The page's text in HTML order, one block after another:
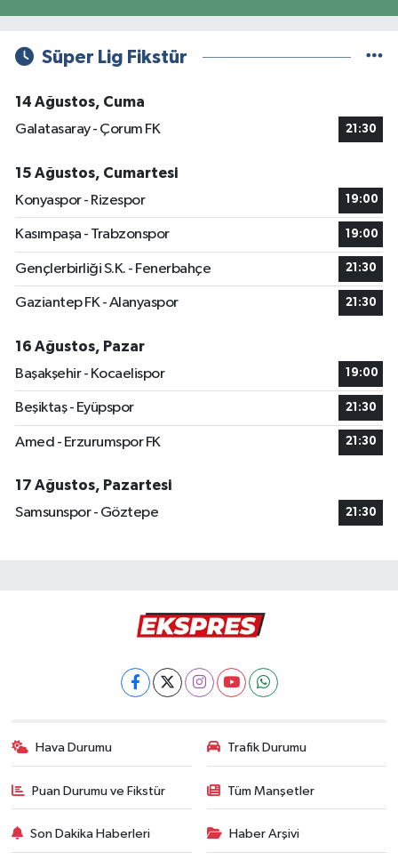
Süper Lig Fikstür
14 Ağustos, Cuma
Galatasaray - Çorum FK
21:30
15 Ağustos, Cumartesi
Konyaspor - Rizespor
19:00
Kasımpaşa - Trabzonspor 19:00
Gençlerbirliği S.K. - Fenerbahçe 21:30
Gaziantep FK - Alanyaspor 21:30
16 Ağustos, Pazar
Başakşehir - Kocaelispor
19:00
Beşiktaş - Eyüpspor 21:30
Amed - Erzurumspor FK 21:30
17 Ağustos, Pazartesi
Samsunspor - Göztepe
21:30
Hava Durumu Trafik Durumu
Puan Durumu ve Fikstür Tüm Manşetler
Son Dakika Haberleri Haber Arşivi